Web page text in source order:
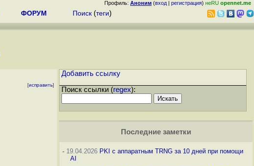
Профиль: Аноним (вход | регистрация) неRU opennet.me
ФОРУМ Поиск (теги)
[исправить]
Добавить ссылку
Поиск ссылки (regex):
Последние заметки
- 19.04.2026 PKI с аппаратным TRNG за 10 дней при помощи
AI